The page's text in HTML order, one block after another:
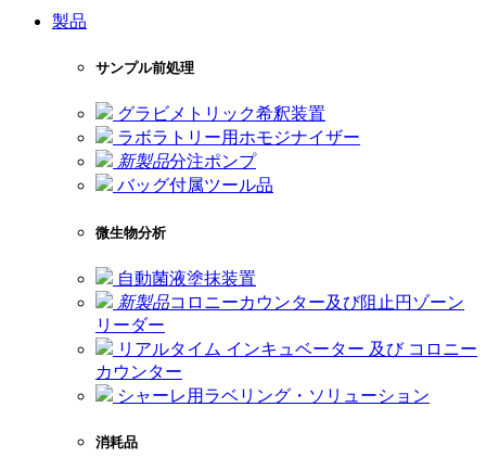
製品
サンプル前処理
グラビメトリック希釈装置
ラボラトリー用ホモジナイザー
新製品分注ポンプ
バッグ付属ツール品
微生物分析
自動菌液塗抹装置
新製品コロニーカウンター及び阻止円ゾーン
リーダー
リアルタイム インキュベーター 及び コロニー
カウンター
シャーレ用ラベリング・ソリューション
消耗品